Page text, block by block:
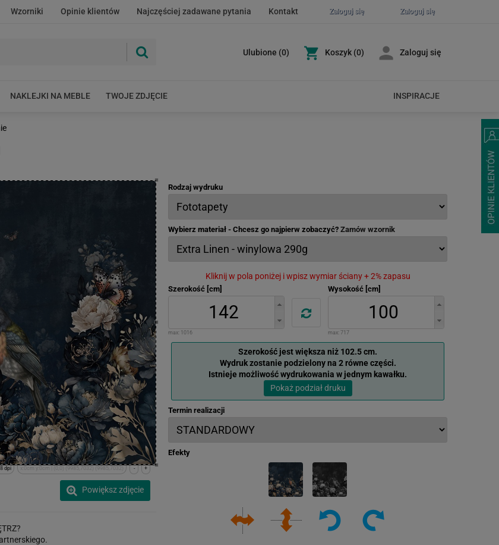
Zaloguj się
Zaloguj się
Wzorniki Opinie klientów Najczęściej zadawane pytania Kontakt
Ulubione (0) Koszyk (0) Zaloguj się
NAKLEJKI NA MEBLE TWOJE ZDJĘCIE INSPIRACJE
+
-
x:0cm y:0cm | (0,0) (9985,7032) (9985,7032)
dpi
Powiększ zdjęcie
Rodzaj wydruku
Wybierz materiał - Chcesz go najpierw zobaczyć? Zamów wzornik
Kliknij w pola poniżej i wpisz wymiar ściany + 2% zapasu
Szerokość [cm]
max: 1016
Wysokość [cm]
max: 717
Szerokość jest większa niż 102.5 cm.
Wydruk zostanie podzielony na 2 równe części.
Istnieje możliwość wydrukowania w jednym kawałku.
Pokaż podział druku
Termin realizacji
Efekty